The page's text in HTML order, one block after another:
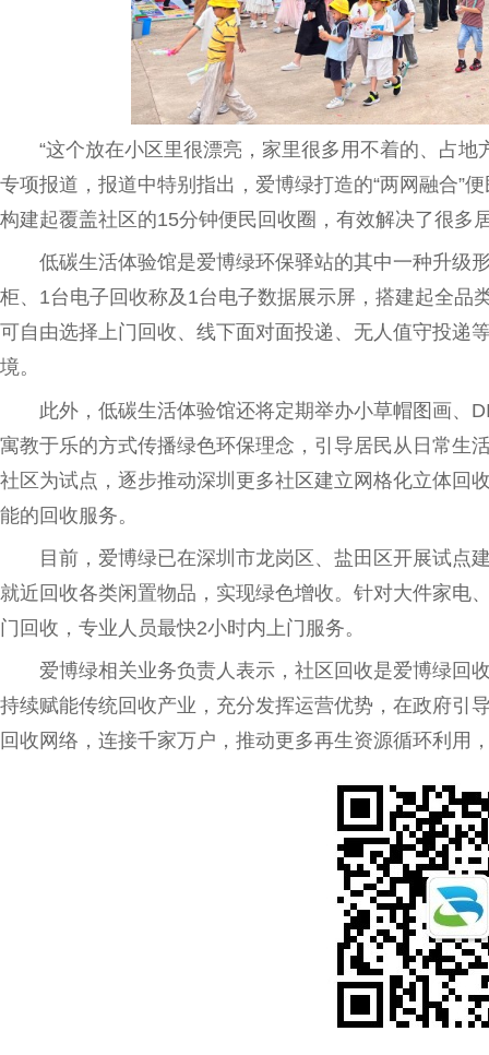
“这个放在小区里很漂亮，家里很多用不着的、占
专项报道，报道中特别指出， 爱博绿打造的“两网融合”
构建起覆盖社区的15分钟便民回收圈，有效解决了很多
低碳生活体验馆是爱博绿环保驿站的其中一种升级
柜、1台电子回收称及1台电子数据展示屏，搭建起全品
可自由选择上门回收、线下面对面投递、无人值守投递
境。
此外，低碳生活体验馆还将定期举办小草帽图画、
寓教于乐的方式传播绿色环保理念，引导居民从日常生
社区为试点，逐步推动深圳更多社区建立网格化立体回
能的回收服务。
目前， 爱博绿已在深圳市龙岗区、盐田区开展试点
就近 回收各类闲置物品，实现绿色增收。针对大件家电
门回收，专业人员最快2小时内上门服务。
爱博绿相关业务负责人表示，社区回收是爱博绿回
持续赋能传统回收产业，充分发挥运营优势，在政府引
回收网络，连接千家万户，推动更多再生资源循环利用